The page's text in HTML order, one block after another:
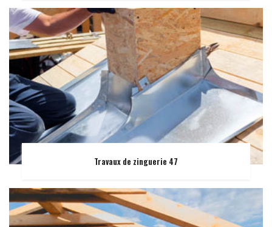
Travaux de zinguerie 47